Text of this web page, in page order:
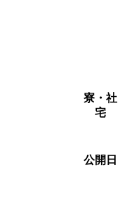
寮・社
宅
公開日